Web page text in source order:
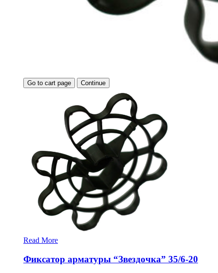
Go to cart page Continue
Read More
Фиксатор арматуры “Звездочка” 35/6-20